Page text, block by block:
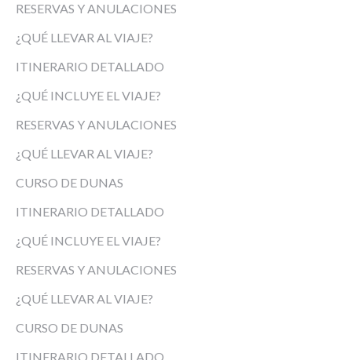
RESERVAS Y ANULACIONES
¿QUÉ LLEVAR AL VIAJE?
ITINERARIO DETALLADO
¿QUÉ INCLUYE EL VIAJE?
RESERVAS Y ANULACIONES
¿QUÉ LLEVAR AL VIAJE?
CURSO DE DUNAS
ITINERARIO DETALLADO
¿QUÉ INCLUYE EL VIAJE?
RESERVAS Y ANULACIONES
¿QUÉ LLEVAR AL VIAJE?
CURSO DE DUNAS
ITINERARIO DETALLADO